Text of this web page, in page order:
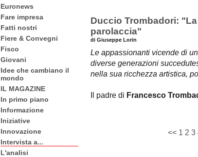
Euronews
Fare impresa
Fatti nostri
Fiere & Convegni
Fisco
Giovani
Idee che cambiano il
mondo
IL MAGAZINE
In primo piano
Informazione
Iniziative
Innovazione
Intervista a...
L'analisi
Duccio Trombadori:
parolaccia"
di Giuseppe Lorin
Le appassionanti vicende di
diverse generazioni
nella sua ricchezza artistica,
Il padre di Francesco
<< 1 2 3